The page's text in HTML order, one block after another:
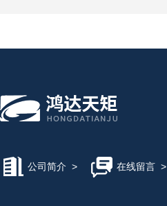
公司简介 > 在线留言>